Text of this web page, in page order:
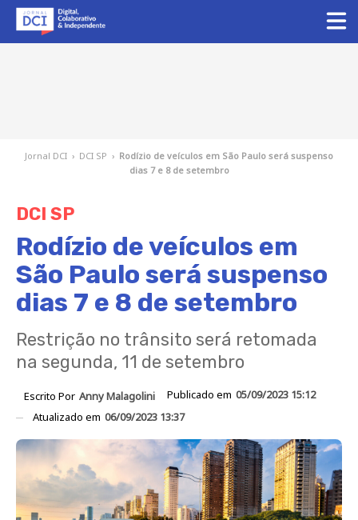
Jornal DCI › DCI SP › Rodízio de veículos em São Paulo será suspenso
dias 7 e 8 de setembro
DCI SP
Rodízio de veículos em
São Paulo será suspenso
dias 7 e 8 de setembro
Restrição no trânsito será retomada
na segunda, 11 de setembro
Escrito Por Anny Malagolini Publicado em 05/09/2023 15:12
Atualizado em 06/09/2023 13:37